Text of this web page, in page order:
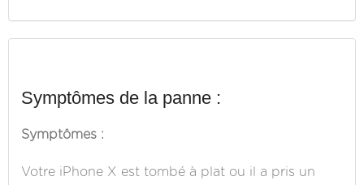
Symptômes de la panne :
Symptômes :
Votre iPhone X est tombé à plat ou il a pris un